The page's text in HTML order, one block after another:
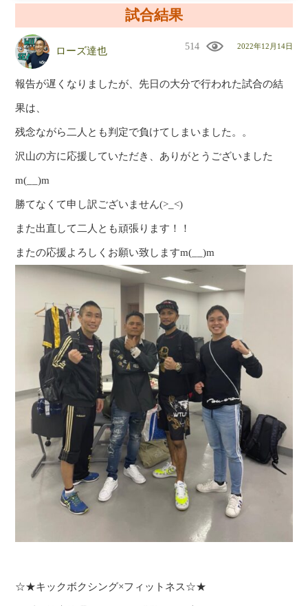
試合結果
2022年12月14日
514
ローズ達也
報告が遅くなりましたが、先日の大分で行われた試合の結
果は、
残念ながら二人とも判定で負けてしまいました。。
沢山の方に応援していただき、ありがとうございました
m(__)m
勝てなくて申し訳ございません(>_<)
また出直して二人とも頑張ります！！
またの応援よろしくお願い致しますm(__)m
☆★キックボクシング×フィットネス☆★